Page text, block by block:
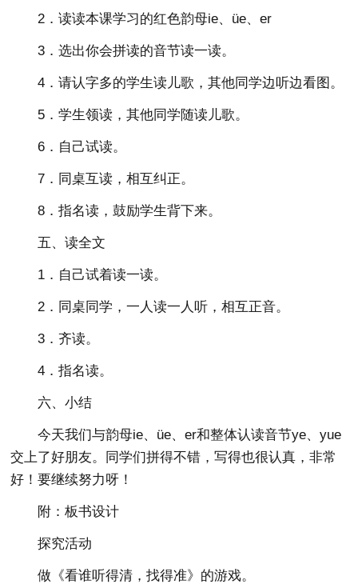
2．读读本课学习的红色韵母ie、üe、er
3．选出你会拼读的音节读一读。
4．请认字多的学生读儿歌，其他同学边听边看图。
5．学生领读，其他同学随读儿歌。
6．自己试读。
7．同桌互读，相互纠正。
8．指名读，鼓励学生背下来。
五、读全文
1．自己试着读一读。
2．同桌同学，一人读一人听，相互正音。
3．齐读。
4．指名读。
六、小结
今天我们与韵母ie、üe、er和整体认读音节ye、yue
交上了好朋友。同学们拼得不错，写得也很认真，非常
好！要继续努力呀！
附：板书设计
探究活动
做《看谁听得清，找得准》的游戏。